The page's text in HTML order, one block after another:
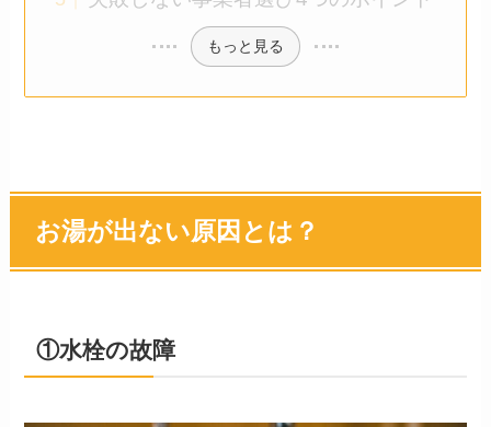
もっと見る
お湯が出ない原因とは？
①水栓の故障